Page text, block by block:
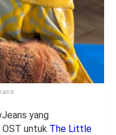
yang
OST untuk The Little